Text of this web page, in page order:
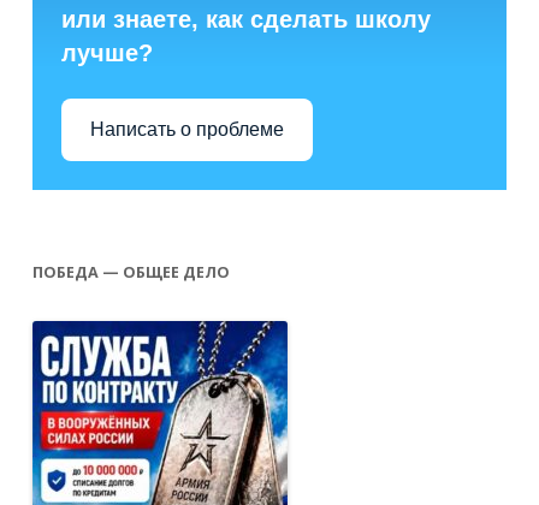
или знаете, как сделать школу
лучше?
Написать о проблеме
ПОБЕДА — ОБЩЕЕ ДЕЛО